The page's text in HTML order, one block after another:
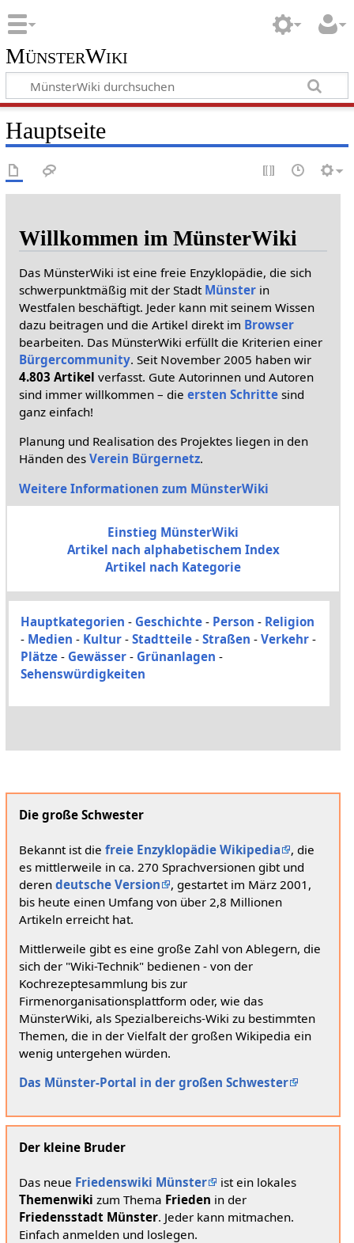
MünsterWiki
Hauptseite
Willkommen im MünsterWiki
Das MünsterWiki ist eine freie Enzyklopädie, die sich
schwerpunktmäßig mit der Stadt Münster in
Westfalen beschäftigt. Jeder kann mit seinem Wissen
dazu beitragen und die Artikel direkt im Browser
bearbeiten. Das MünsterWiki erfüllt die Kriterien einer
Bürgercommunity. Seit November 2005 haben wir
4.803 Artikel verfasst. Gute Autorinnen und Autoren
sind immer willkommen – dieersten Schritte sind
ganz einfach!
Planung und Realisation des Projektes liegen in den
Händen desVerein Bürgernetz.
Weitere Informationen zum MünsterWiki
Einstieg MünsterWiki
Artikel nach alphabetischem Index
Artikel nach Kategorie
Hauptkategorien - Geschichte - Person - Religion
- Medien - Kultur -Stadtteile -Straßen -Verkehr -
Plätze - Gewässer - Grünanlagen -
Sehenswürdigkeiten
Die große Schwester
Bekannt ist diefreie Enzyklopädie Wikipedia
, die
es mittlerweile in ca. 270 Sprachversionen gibt und
derendeutsche Version
, gestartet im März 2001,
bis heute einen Umfang von über 2,8 Millionen
Artikeln erreicht hat.
Mittlerweile gibt es eine große Zahl von Ablegern, die
sich der "Wiki-Technik" bedienen - von der
Kochrezeptesammlung bis zur
Firmenorganisationsplattform oder, wie das
MünsterWiki, als Spezialbereichs-Wiki zu bestimmten
Themen, die in der Vielfalt der großen Wikipedia ein
wenig untergehen würden.
Das Münster-Portal in der großen Schwester
Der kleine Bruder
Das neue Friedenswiki Münster
ist ein lokales
Themenwiki zum Thema Frieden in der
Friedensstadt Münster. Jeder kann mitmachen.
Einfach anmelden und loslegen.